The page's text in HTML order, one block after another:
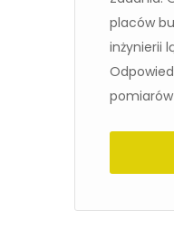
placów
inżynierii
pomiarów